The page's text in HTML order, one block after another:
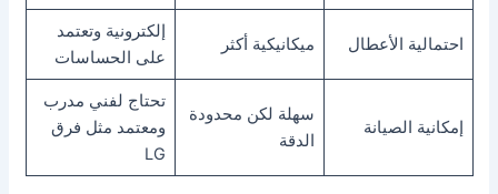
احتمالية الأعطال ميكانيكية أكثر
إلكترونية وتعتمد
على الحساسات
إمكانية الصيانة
سهلة لكن محدودة
الدقة
تحتاج لفني مدرب
ومعتمد مثل فرق
LG